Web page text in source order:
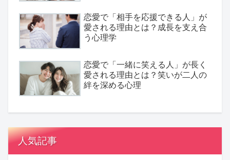
恋愛で「相手を応援できる人」が
愛される理由とは？成長を支え合
う心理学
恋愛で「一緒に笑える人」が長く
愛される理由とは？笑いが二人の
絆を深める心理
人気記事